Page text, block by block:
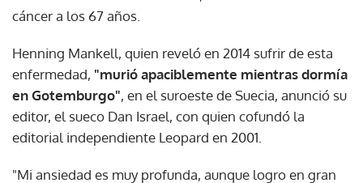
cáncer a los 67 años.
Henning Mankell, quien reveló en 2014 sufrir de esta
enfermedad, "murió apaciblemente mientras dormía
en Gotemburgo", en el suroeste de Suecia, anunció su
editor, el sueco Dan Israel, con quien cofundó la
editorial independiente Leopard en 2001.
"Mi ansiedad es muy profunda, aunque logro en gran